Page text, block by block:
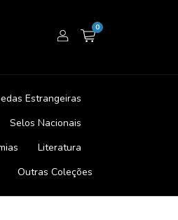
0
Estrangeiras
Selos Nacionais
Literatura
Outras Coleções